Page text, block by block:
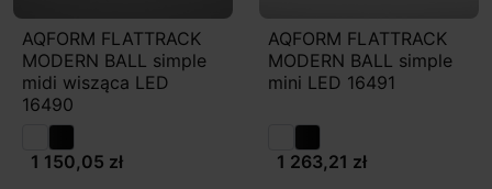
AQFORM FLATTRACK
MODERN BALL simple
midi wisząca LED
16490
1 150,05 zł
AQFORM FLATTRACK
MODERN BALL simple
mini LED 16491
1 263,21 zł